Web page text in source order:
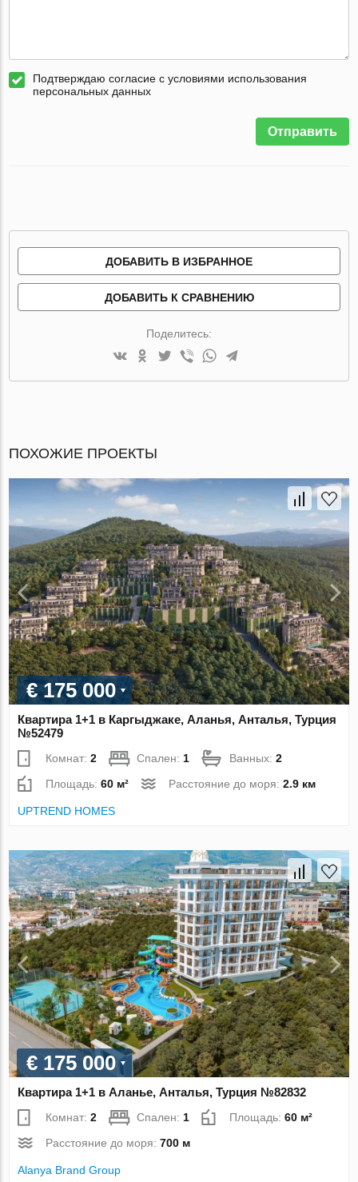
Подтверждаю согласие с условиями использования
персональных данных
Отправить
ДОБАВИТЬ В ИЗБРАННОЕ
ДОБАВИТЬ К СРАВНЕНИЮ
Поделитесь:
ПОХОЖИЕ ПРОЕКТЫ
€ 175 000
Квартира 1+1 в Каргыджаке, Аланья, Анталья, Турция
№52479
Комнат:2 Спален:1 Ванных:2
Площадь:60 м² Расстояние до моря:2.9 км
UPTREND HOMES
€ 175 000
Квартира 1+1 в Аланье, Анталья, Турция №82832
Комнат:2 Спален: 1 Площадь:60 м²
Расстояние до моря:700 м
Alanya Brand Group